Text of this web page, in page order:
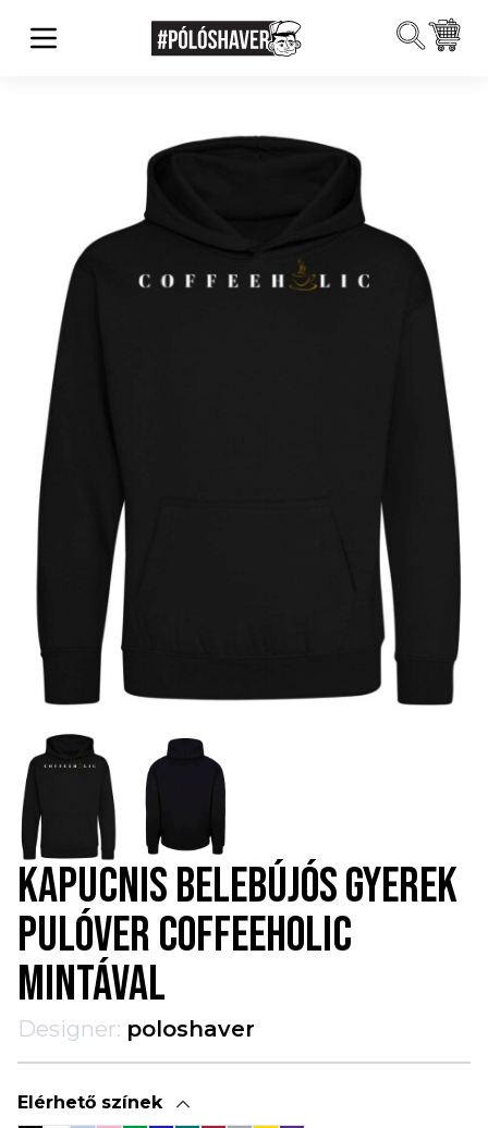
KAPUCNIS BELEBÚJÓS GYEREK
PULÓVER COFFEEHOLIC
MINTÁVAL
Designer: poloshaver
Elérhető színek